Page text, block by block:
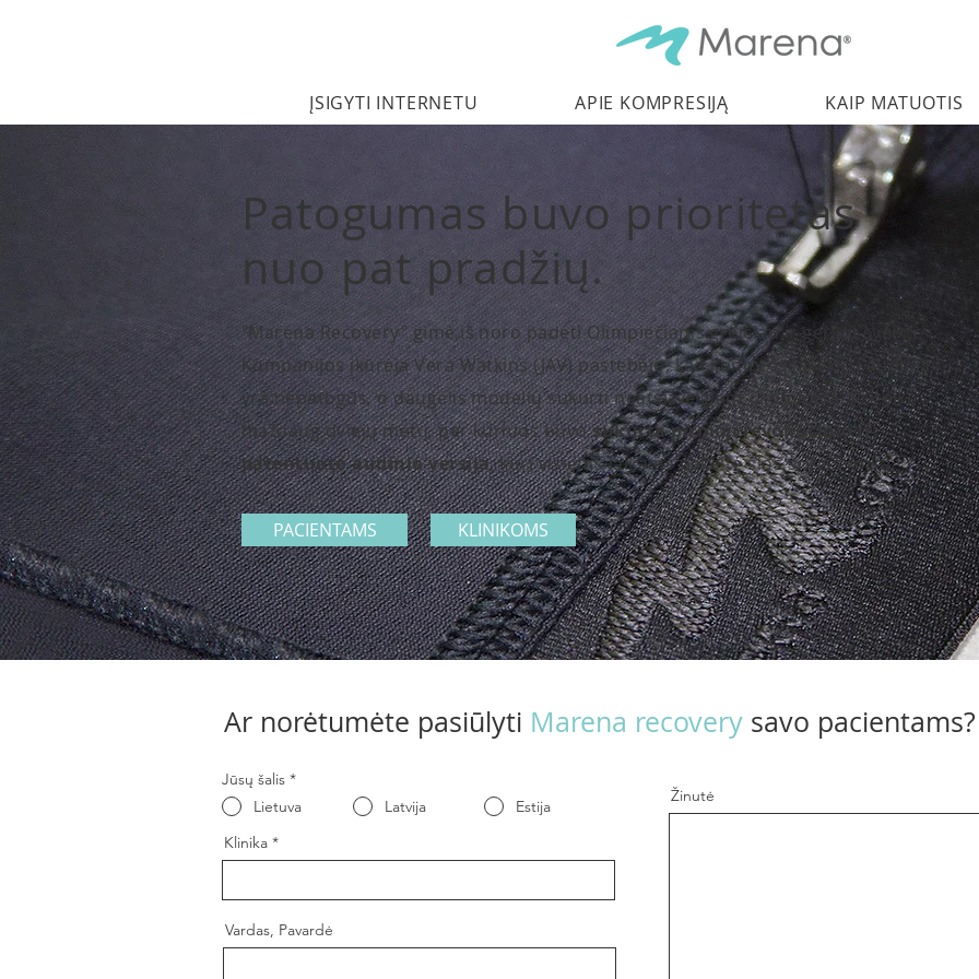
ĮSIGYTI INTERNETU APIE KOMPRESIJĄ KAIP MATUOTIS
Patogumas buvo prioritetas
nuo pat pradžių.
"Marena Recovery" gimė iš noro padėti Olimpiečiams greičiau ir geriau sveikti.
Kompanijos įkūrėja Vera Watkins (JAV) pastebėjo, kad kompresijai skirti audiniai
yra nepatogūs, o daugelis modelių sukurti neatsižvelgiant į komfortą. Prireikė
maždaug dviejų metų, per kuriuos buvosukurta pirmoji revoliucinio ir
patentuoto audinio versija, kuri visiems laikams pakeitė šios srities rinką.
PACIENTAMS KLINIKOMS
Ar norėtumėte pasiūlyti Marena recovery savo
Jūsų šalis *
Lietuva
Latvija
Estija
Klinika
Vardas, Pavardė
Žinutė